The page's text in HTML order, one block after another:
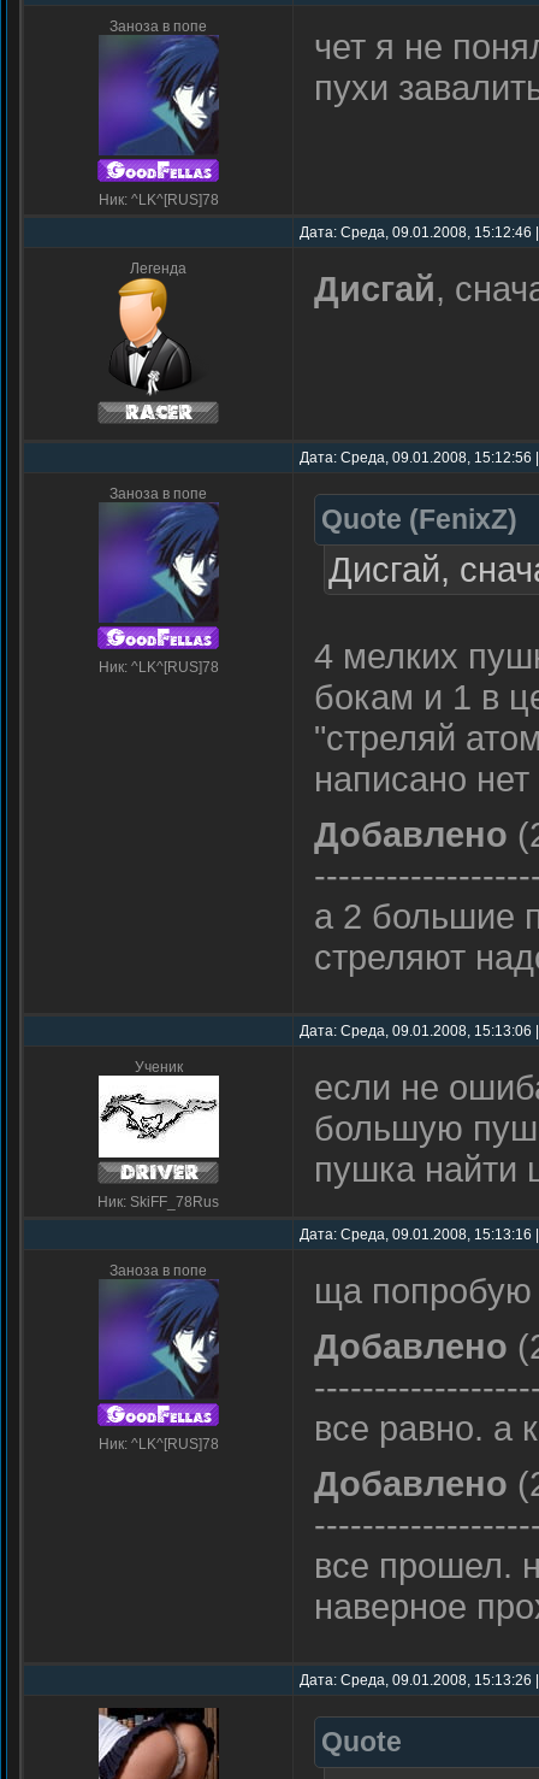
Заноза в попе
Ник: ^LK^[RUS]78
чет я не
пухи
Дата: Среда, 09.01.2008,
Легенда Дисгай,
Дата: Среда, 09.01.2008,
Заноза в попе
Ник: ^LK^[RUS]78
Quote (FenixZ)
Дисгай,
4 мелких
бокам и 1 в
"стреляй
написано
Добавлено
а 2 большие
стреляют
Дата: Среда, 09.01.2008,
Ученик
Ник: SkiFF_78Rus
если не
большую
пушка найти
Дата: Среда, 09.01.2008,
Заноза в попе
Ник: ^LK^[RUS]78
ща попробую
Добавлено
все равно. а
Добавлено
все прошел.
наверное
Дата: Среда, 09.01.2008,
Quote